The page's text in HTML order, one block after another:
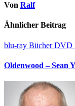
Von Ralf
Ähnlicher Beitrag
blu-ray BücherDVD
Oldenwood – Sean